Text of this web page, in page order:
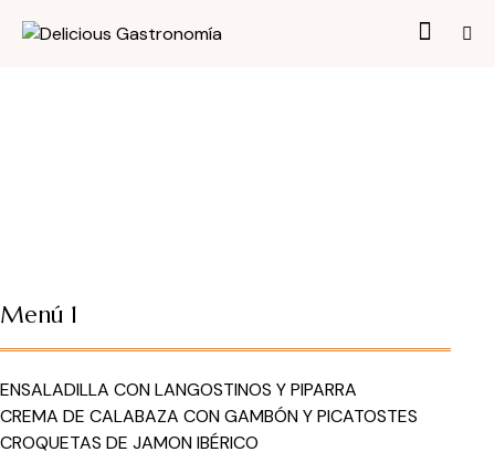
Menú 1
ENSALADILLA CON LANGOSTINOS Y PIPARRA
CREMA DE CALABAZA CON GAMBÓN Y PICATOSTES
CROQUETAS DE JAMON IBÉRICO